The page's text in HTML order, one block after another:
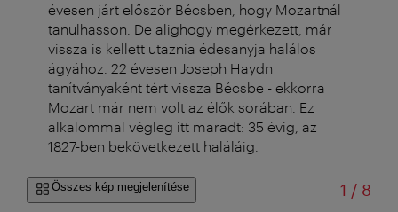
évesen járt először Bécsben, hogy Mozartnál
tanulhasson. De alighogy megérkezett, már
vissza is kellett utaznia édesanyja halálos
ágyához. 22 évesen Joseph Haydn
tanítványaként tért vissza Bécsbe - ekkorra
Mozart már nem volt az élők sorában. Ez
alkalommal végleg itt maradt: 35 évig, az
1827-ben bekövetkezett haláláig.
Összes kép megjelenítése 1 // 8